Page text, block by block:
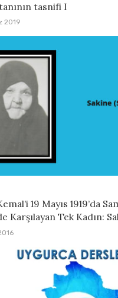
tasnifi I
2019
19 Mayıs 1919’da
Karşılayan Tek Kadın: